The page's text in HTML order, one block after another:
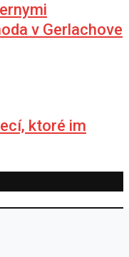
v Gerlachove
ktoré im